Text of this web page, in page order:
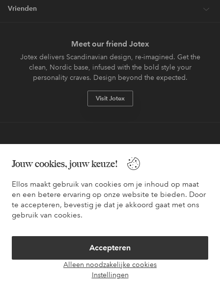
Jouw cookies, jouw keuze!
Ellos maakt gebruik van cookies om je inhoud op maat
en een betere ervaring op onze website te bieden. Door
te accepteren, bevestig je dat je akkoord gaat met ons
gebruik van cookies.
Accepteren
Alleen noodzakelijke cookies
Instellingen
Vrienden
Meet our friend Jotex
Jotex delivers Scandinavian design, re-imagined. Get the
clean, Nordic base, infused with the bold style your
personality craves. Design beyond the expected.
Visit Jotex
Wil je meer weten over
onze betaalopties
Facebook Instagram Pinterest Youtube